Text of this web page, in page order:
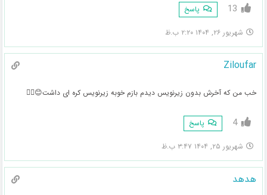
13 پاسخ
شهریور ۲۶, ۱۴۰۴ ۲:۲۰ ب.ظ
Ziloufar
خب من که آخرش بدون زیرنویس دیدم بازم خوبه زیرنویس کره ای داشت😊🤦‍♀️
4 پاسخ
شهریور ۲۵, ۱۴۰۴ ۳:۴۷ ب.ظ
هدهد